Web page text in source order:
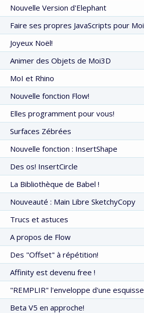
Nouvelle Version d'Elephant
Faire ses propres JavaScripts pour Moi
Joyeux Noël!
Animer des Objets de Moi3D
MoI et Rhino
Nouvelle fonction Flow!
Elles programment pour vous!
Surfaces Zébrées
Nouvelle fonction : InsertShape
Des os! InsertCircle
La Bibliothèque de Babel !
Nouveauté : Main Libre SketchyCopy
Trucs et astuces
A propos de Flow
Des "Offset" à répétition!
Affinity est devenu free !
"REMPLIR" l'enveloppe d'une esquisse
Beta V5 en approche!